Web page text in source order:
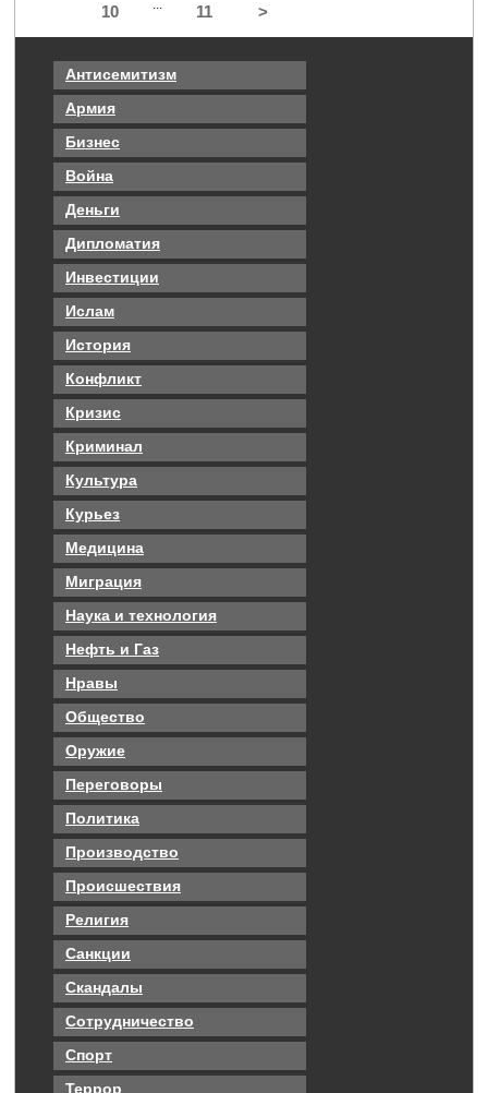
10
11 >
Антисемитизм
Армия
Бизнес
Война
Деньги
Дипломатия
Инвестиции
Ислам
История
Конфликт
Кризис
Криминал
Культура
Курьез
Медицина
Миграция
Наука и технология
Нефть и Газ
Нравы
Общество
Оружие
Переговоры
Политика
Производство
Происшествия
Религия
Санкции
Скандалы
Сотрудничество
Спорт
Террор